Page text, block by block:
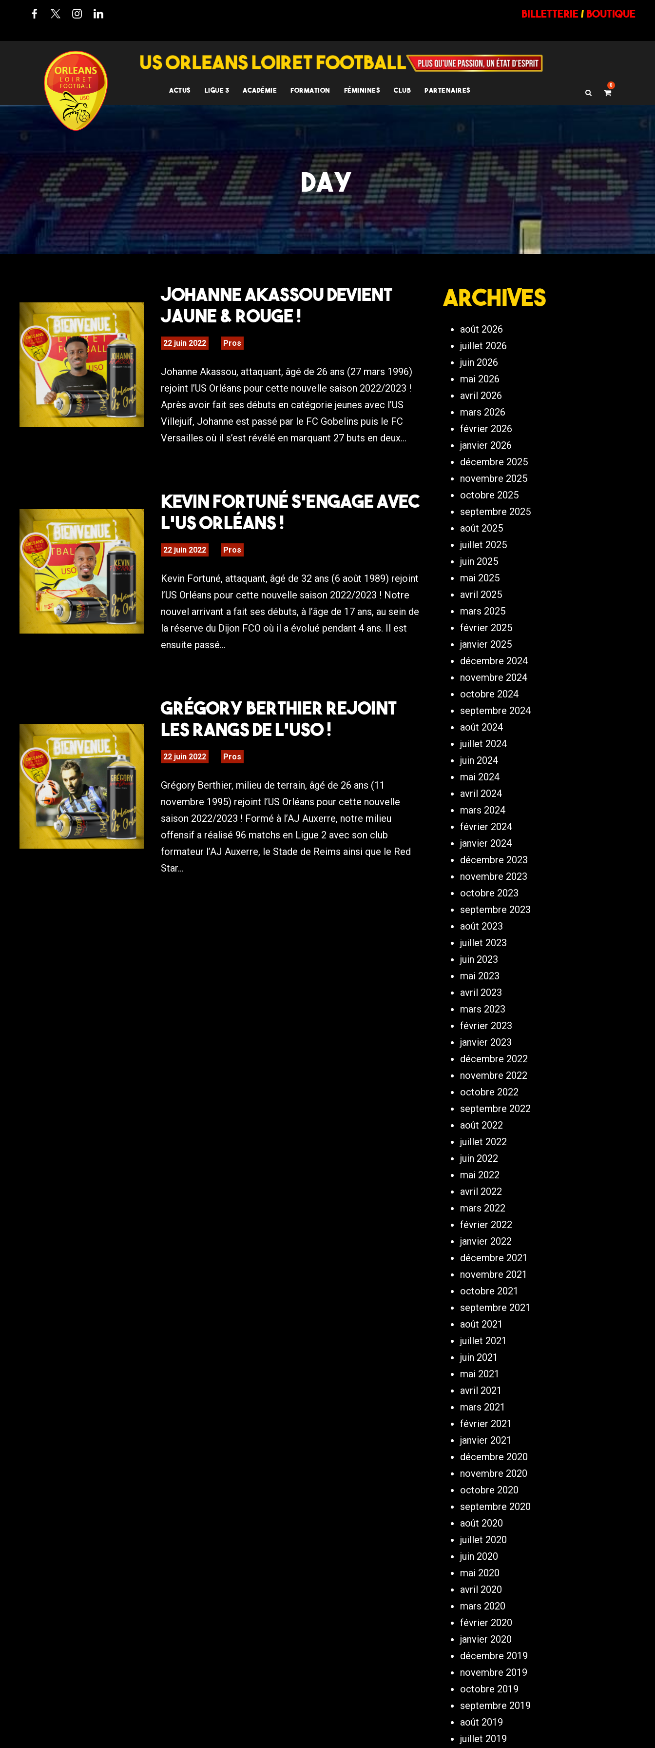
billetterie/ BOUTIQUE
ACTUS LIGUE 3 ACADÉMIE FORMATION FÉMININES CLUB PARTENAIRES
0
DAY
Johanne Akassou devient
Jaune & Rouge !
22 juin 2022 Pros
Johanne Akassou, attaquant, âgé de 26 ans (27 mars 1996)
rejoint l’US Orléans pour cette nouvelle saison 2022/2023 !
Après avoir fait ses débuts en catégorie jeunes avec l’US
Villejuif, Johanne est passé par le FC Gobelins puis le FC
Versailles où il s’est révélé en marquant 27 buts en deux...
Kevin Fortuné s’engage avec
l’US Orléans !
22 juin 2022 Pros
Kevin Fortuné, attaquant, âgé de 32 ans (6 août 1989) rejoint
l’US Orléans pour cette nouvelle saison 2022/2023 ! Notre
nouvel arrivant a fait ses débuts, à l’âge de 17 ans, au sein de
la réserve du Dijon FCO où il a évolué pendant 4 ans. Il est
ensuite passé...
Grégory Berthier rejoint
les rangs de l’USO !
22 juin 2022 Pros
Grégory Berthier, milieu de terrain, âgé de 26 ans (11
novembre 1995) rejoint l’US Orléans pour cette nouvelle
saison 2022/2023 ! Formé à l’AJ Auxerre, notre milieu
offensif a réalisé 96 matchs en Ligue 2 avec son club
formateur l’AJ Auxerre, le Stade de Reims ainsi que le Red
Star...
Archives
août 2026
juillet 2026
juin 2026
mai 2026
avril 2026
mars 2026
février 2026
janvier 2026
décembre 2025
novembre 2025
octobre 2025
septembre 2025
août 2025
juillet 2025
juin 2025
mai 2025
avril 2025
mars 2025
février 2025
janvier 2025
décembre 2024
novembre 2024
octobre 2024
septembre 2024
août 2024
juillet 2024
juin 2024
mai 2024
avril 2024
mars 2024
février 2024
janvier 2024
décembre 2023
novembre 2023
octobre 2023
septembre 2023
août 2023
juillet 2023
juin 2023
mai 2023
avril 2023
mars 2023
février 2023
janvier 2023
décembre 2022
novembre 2022
octobre 2022
septembre 2022
août 2022
juillet 2022
juin 2022
mai 2022
avril 2022
mars 2022
février 2022
janvier 2022
décembre 2021
novembre 2021
octobre 2021
septembre 2021
août 2021
juillet 2021
juin 2021
mai 2021
avril 2021
mars 2021
février 2021
janvier 2021
décembre 2020
novembre 2020
octobre 2020
septembre 2020
août 2020
juillet 2020
juin 2020
mai 2020
avril 2020
mars 2020
février 2020
janvier 2020
décembre 2019
novembre 2019
octobre 2019
septembre 2019
août 2019
juillet 2019